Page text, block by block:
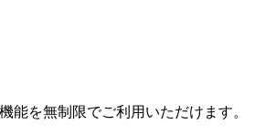
能を無制限でご利用いただけます。